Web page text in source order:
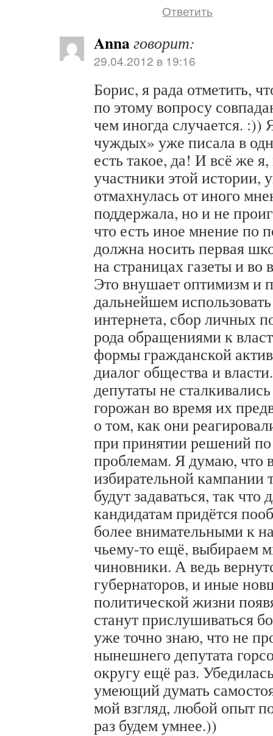
Ответить
Annaговорит:
29.04.2012 в 19:16
Борис, я рада отметить,
по этому вопросу
чем иногда случается. :))
чуждых» уже писала в
есть такое, да! И всё же
участники этой истории,
отмахнулась от иного
поддержала, но и не
что есть иное мнение по
должна носить первая
на страницах газеты и во
Это внушает оптимизм и
дальнейшем
интернета, сбор личных
рода обращениями к
формы гражданской
диалог общества и
депутаты не
горожан во время их
о том, как они
при принятии решений
проблемам. Я думаю, что
избирательной кампании
будут задаваться, так что
кандидатам придётся
более внимательными к
чьему-то ещё, выбираем
чиновники. А ведь
губернаторов, и иные
политической жизни
станут прислушиваться
уже точно знаю, что не
нынешнего депутата
округу ещё раз.
умеющий думать
мой взгляд, любой опыт
раз будем умнее.))